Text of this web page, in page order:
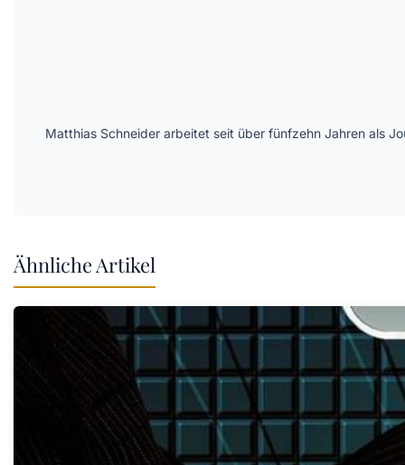
Matthias Schneider arbeitet seit über fünfzehn Jahren als
Ähnliche Artikel